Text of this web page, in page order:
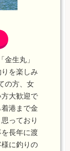
生丸」
を楽しみ
の方、女
大歓迎で
港まで金
っており
長年に渡
に釣りの